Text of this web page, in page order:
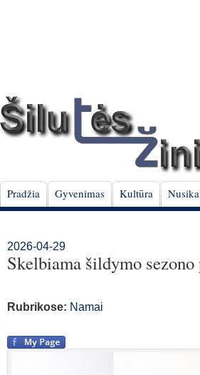
Pradžia Gyvenimas Kultūra
2026-04-29
Skelbiama šildymo sezono
Rubrikose: Namai